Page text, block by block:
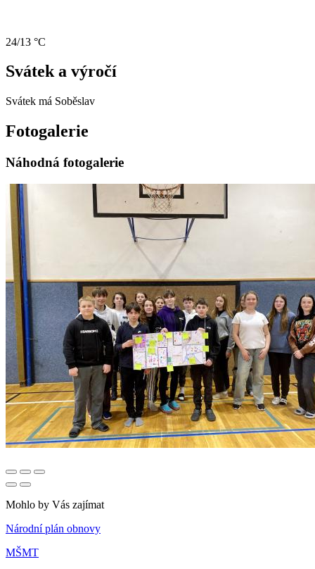
24/13 °C
Svátek a výročí
Svátek má Soběslav
Fotogalerie
Náhodná fotogalerie
Mohlo by Vás zajímat
Národní plán obnovy
MŠMT